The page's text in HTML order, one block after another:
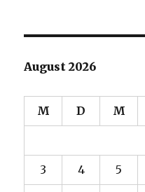
August 2026
M D M
3 4 5